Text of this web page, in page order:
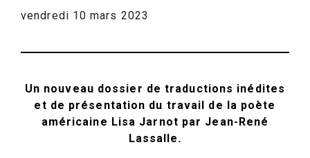
vendredi 10 mars 2023
Un nouveau dossier de traductions inédites
et de présentation du travail de la poète
américaine Lisa Jarnot par Jean-René
Lassalle.